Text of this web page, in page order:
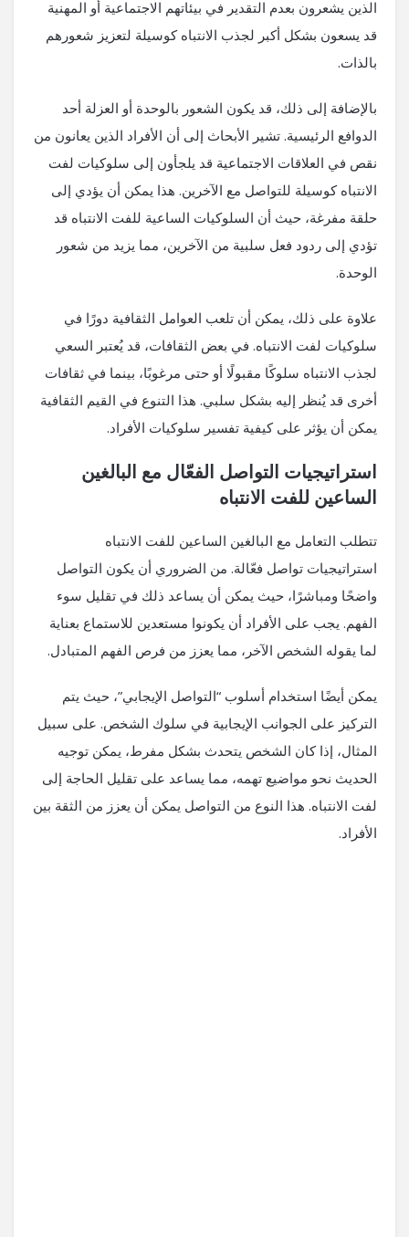
الذين يشعرون بعدم التقدير في بيئاتهم الاجتماعية أو المهنية
قد يسعون بشكل أكبر لجذب الانتباه كوسيلة لتعزيز شعورهم
بالذات.
بالإضافة إلى ذلك، قد يكون الشعور بالوحدة أو العزلة أحد
الدوافع الرئيسية. تشير الأبحاث إلى أن الأفراد الذين يعانون من
نقص في العلاقات الاجتماعية قد يلجأون إلى سلوكيات لفت
الانتباه كوسيلة للتواصل مع الآخرين. هذا يمكن أن يؤدي إلى
حلقة مفرغة، حيث أن السلوكيات الساعية للفت الانتباه قد
تؤدي إلى ردود فعل سلبية من الآخرين، مما يزيد من شعور
الوحدة.
علاوة على ذلك، يمكن أن تلعب العوامل الثقافية دورًا في
سلوكيات لفت الانتباه. في بعض الثقافات، قد يُعتبر السعي
لجذب الانتباه سلوكًا مقبولًا أو حتى مرغوبًا، بينما في ثقافات
أخرى قد يُنظر إليه بشكل سلبي. هذا التنوع في القيم الثقافية
يمكن أن يؤثر على كيفية تفسير سلوكيات الأفراد.
استراتيجيات التواصل الفعّال مع البالغين
الساعين للفت الانتباه
تتطلب التعامل مع البالغين الساعين للفت الانتباه
استراتيجيات تواصل فعّالة. من الضروري أن يكون التواصل
واضحًا ومباشرًا، حيث يمكن أن يساعد ذلك في تقليل سوء
الفهم. يجب على الأفراد أن يكونوا مستعدين للاستماع بعناية
لما يقوله الشخص الآخر، مما يعزز من فرص الفهم المتبادل.
يمكن أيضًا استخدام أسلوب “التواصل الإيجابي”، حيث يتم
التركيز على الجوانب الإيجابية في سلوك الشخص. على سبيل
المثال، إذا كان الشخص يتحدث بشكل مفرط، يمكن توجيه
الحديث نحو مواضيع تهمه، مما يساعد على تقليل الحاجة إلى
لفت الانتباه. هذا النوع من التواصل يمكن أن يعزز من الثقة بين
الأفراد.